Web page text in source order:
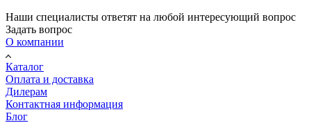
Наши специалисты ответят на любой интересующий вопрос
Задать вопрос
О компании
Каталог
Оплата и доставка
Дилерам
Контактная информация
Блог